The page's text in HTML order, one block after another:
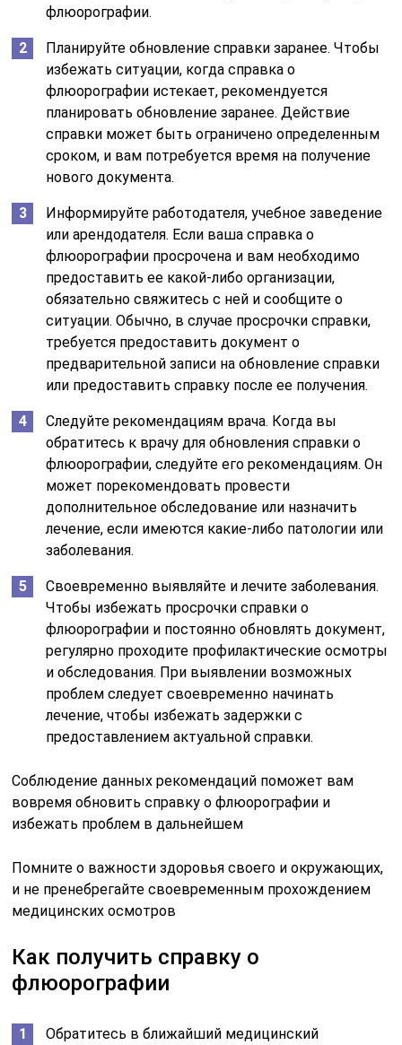
флюорографии.
Планируйте обновление справки заранее. Чтобы
избежать ситуации, когда справка о
флюорографии истекает, рекомендуется
планировать обновление заранее. Действие
справки может быть ограничено определенным
сроком, и вам потребуется время на получение
нового документа.
Информируйте работодателя, учебное заведение
или арендодателя. Если ваша справка о
флюорографии просрочена и вам необходимо
предоставить ее какой-либо организации,
обязательно свяжитесь с ней и сообщите о
ситуации. Обычно, в случае просрочки справки,
требуется предоставить документ о
предварительной записи на обновление справки
или предоставить справку после ее получения.
Следуйте рекомендациям врача. Когда вы
обратитесь к врачу для обновления справки о
флюорографии, следуйте его рекомендациям. Он
может порекомендовать провести
дополнительное обследование или назначить
лечение, если имеются какие-либо патологии или
заболевания.
Своевременно выявляйте и лечите заболевания.
Чтобы избежать просрочки справки о
флюорографии и постоянно обновлять документ,
регулярно проходите профилактические осмотры
и обследования. При выявлении возможных
проблем следует своевременно начинать
лечение, чтобы избежать задержки с
предоставлением актуальной справки.
Соблюдение данных рекомендаций поможет вам
вовремя обновить справку о флюорографии и
избежать проблем в дальнейшем
Помните о важности здоровья своего и окружающих,
и не пренебрегайте своевременным прохождением
медицинских осмотров
Как получить справку о
флюорографии
Обратитесь в ближайший медицинский